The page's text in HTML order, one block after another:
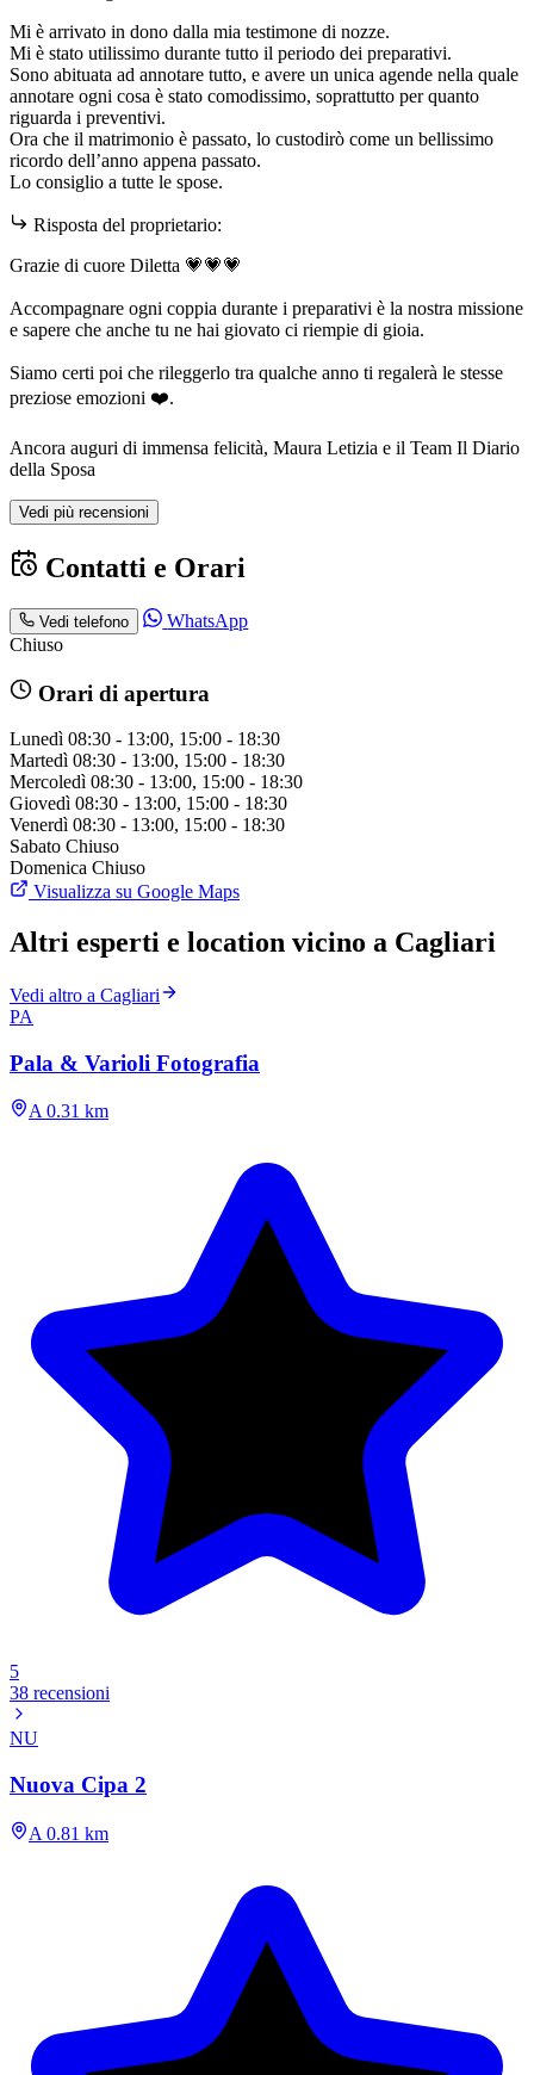
Mi è arrivato in dono dalla mia testimone di nozze.
Mi è stato utilissimo durante tutto il periodo dei preparativi.
Sono abituata ad annotare tutto, e avere un unica agende nella quale
annotare ogni cosa è stato comodissimo, soprattutto per quanto
riguarda i preventivi.
Ora che il matrimonio è passato, lo custodirò come un bellissimo
ricordo dell’anno appena passato.
Lo consiglio a tutte le spose.
Risposta del proprietario:
Grazie di cuore Diletta 💗💗💗
Accompagnare ogni coppia durante i preparativi è la nostra missione
e sapere che anche tu ne hai giovato ci riempie di gioia.
Siamo certi poi che rileggerlo tra qualche anno ti regalerà le stesse
preziose emozioni ❤️.
Ancora auguri di immensa felicità, Maura Letizia e il Team Il Diario
della Sposa
Vedi più recensioni
Contatti e Orari
Vedi telefono
WhatsApp
Chiuso
Orari di apertura
Lunedì 08:30 - 13:00, 15:00 - 18:30
Martedì 08:30 - 13:00, 15:00 - 18:30
Mercoledì 08:30 - 13:00, 15:00 - 18:30
Giovedì 08:30 - 13:00, 15:00 - 18:30
Venerdì 08:30 - 13:00, 15:00 - 18:30
Sabato Chiuso
Domenica Chiuso
Visualizza su Google Maps
Altri esperti e location vicino a Cagliari
Vedi altro a Cagliari
PA
Pala & Varioli Fotografia
A 0.31 km
5
38 recensioni
NU
Nuova Cipa 2
A 0.81 km